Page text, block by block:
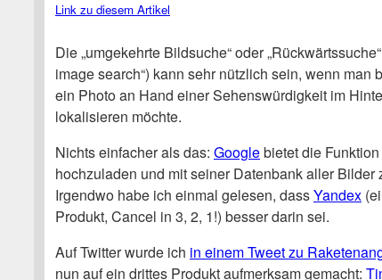
Link zu diesem Artikel
Die „umgekehrte Bildsuche“ oder
image search“) kann sehr nützlich sein, wenn man
ein Photo an Hand einer Sehenswürdigkeit im
lokalisieren möchte.
Nichts einfacher als das: Googlebietet die
hochzuladen und mit seiner Datenbank aller Bilder
Irgendwo habe ich einmal gelesen, dassYandex
Produkt, Cancel in 3, 2, 1!) besser darin sei.
Auf Twitter wurde ich in einem Tweet zu
nun auf ein drittes Produkt aufmerksam gemacht: